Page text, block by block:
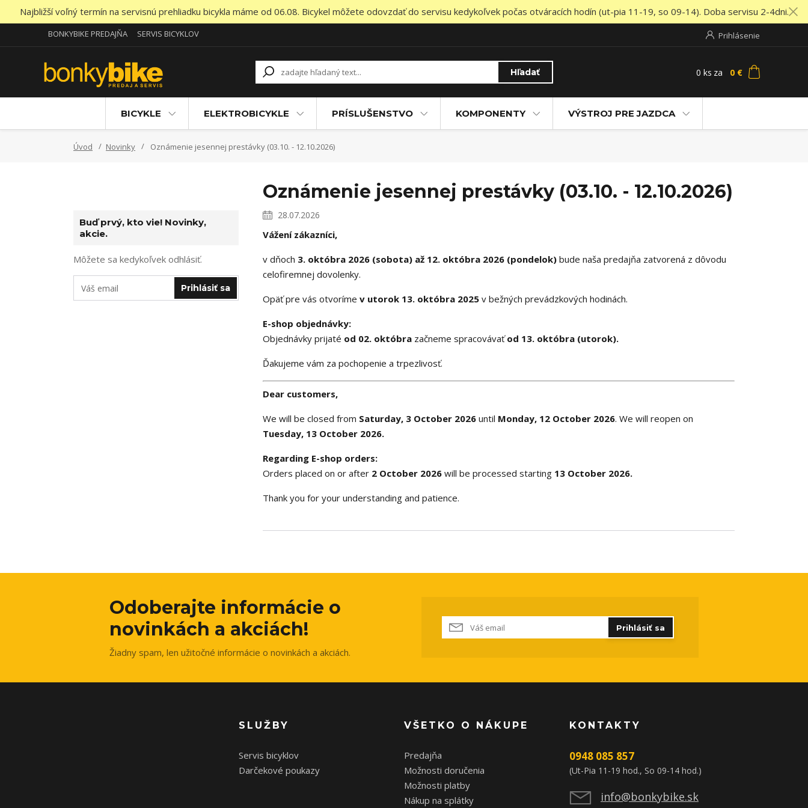
Najbližší voľný termín na servisnú prehliadku bicykla máme od 06.08. Bicykel môžete odovzdať do servisu kedykoľvek počas otváracích hodín (ut-pia 11-19, so 09-14). Doba servisu 2-4dni.
BONKYBIKE PREDAJŇA SERVIS BICYKLOV Prihlásenie
Hľadať 0 ks za 0 €
BICYKLE ELEKTROBICYKLE PRÍSLUŠENSTVO KOMPONENTY VÝSTROJ PRE JAZDCA
Úvod Novinky Oznámenie jesennej prestávky (03.10. - 12.10.2026)
Buď prvý, kto vie! Novinky,
akcie.
Môžete sa kedykoľvek odhlásiť.
Prihlásiť sa
Oznámenie jesennej prestávky (03.10. - 12.10.2026)
28.07.2026
Vážení zákazníci,
v dňoch 3. októbra 2026 (sobota) až 12. októbra 2026 (pondelok) bude naša predajňa zatvorená z dôvodu
celofiremnej dovolenky.
Opäť pre vás otvoríme v utorok 13. októbra 2025 v bežných prevádzkových hodinách.
E-shop objednávky:
Objednávky prijaté od 02. októbra začneme spracovávaťod 13. októbra (utorok).
Ďakujeme vám za pochopenie a trpezlivosť.
Dear customers,
We will be closed from Saturday, 3 October 2026until Monday, 12 October 2026. We will reopen on
Tuesday, 13 October 2026.
Regarding E-shop orders:
Orders placed on or after 2 October 2026will be processed starting 13 October 2026.
Thank you for your understanding and patience.
Odoberajte informácie o
novinkách a akciách!
Žiadny spam, len užitočné informácie o novinkách a akciách.
Prihlásiť sa
SLUŽBY
Servis bicyklov
Darčekové poukazy
VŠETKO O NÁKUPE
Predajňa
Možnosti doručenia
Možnosti platby
Nákup na splátky
KONTAKTY
0948 085 857
(Ut-Pia 11-19 hod., So 09-14 hod.)
info@bonkybike.sk